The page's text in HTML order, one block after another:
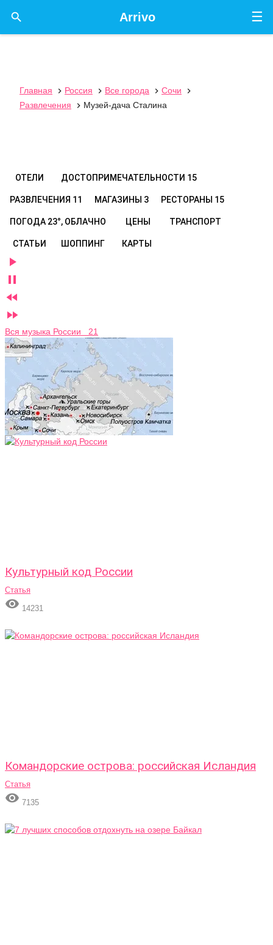
☰
Arrivo

Главная  Россия  Все города  Сочи

Развлечения
 Музей-дача Сталина
ОТЕЛИ ДОСТОПРИМЕЧАТЕЛЬНОСТИ 15
РАЗВЛЕЧЕНИЯ 11 МАГАЗИНЫ 3 РЕСТОРАНЫ 15
ПОГОДА 23°, ОБЛАЧНО ЦЕНЫ ТРАНСПОРТ
СТАТЬИ ШОППИНГ КАРТЫ




Вся музыка России 21
Культурный код России
Статья
 14231
Командорские острова: российская Исландия
Статья
 7135